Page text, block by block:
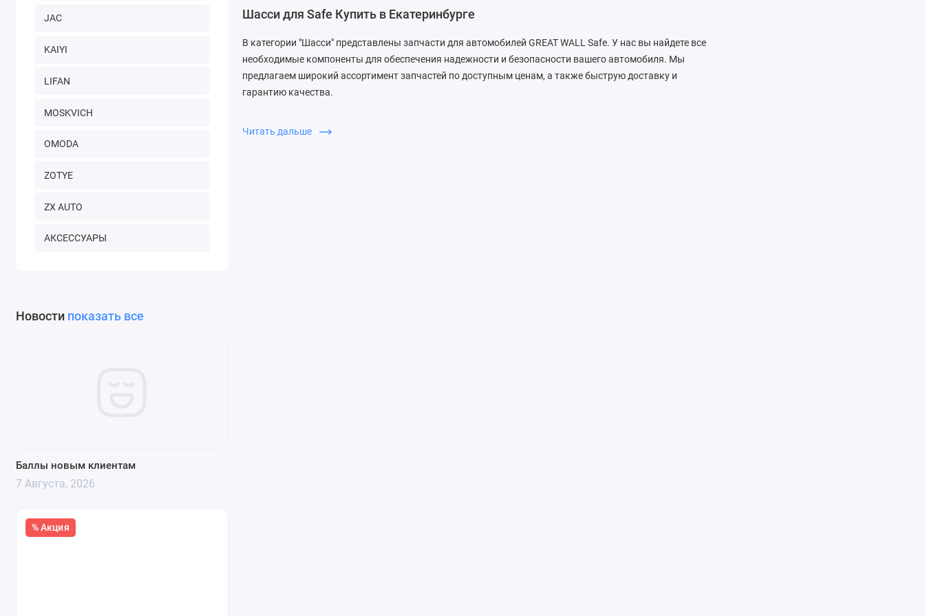
JAC
KAIYI
LIFAN
MOSKVICH
OMODA
ZOTYE
ZX AUTO
АКСЕССУАРЫ
Новости показать все
Баллы новым клиентам
7 Августа, 2026
% Акция
Шасси для Safe Купить в Екатеринбурге
В категории "Шасси" представлены запчасти для автомобилей GREAT WALL Safe. У нас вы найдете все
необходимые компоненты для обеспечения надежности и безопасности вашего автомобиля. Мы
предлагаем широкий ассортимент запчастей по доступным ценам, а также быструю доставку и
гарантию качества.
Читать дальше